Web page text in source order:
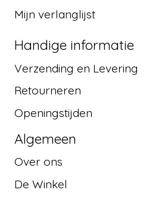
Mijn verlanglijst
Handige informatie
Verzending en Levering
Retourneren
Openingstijden
Algemeen
Over ons
De Winkel